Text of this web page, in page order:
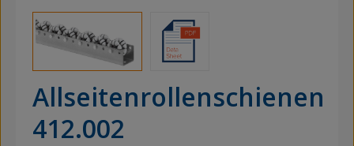
Allseitenrollenschienen
412.002